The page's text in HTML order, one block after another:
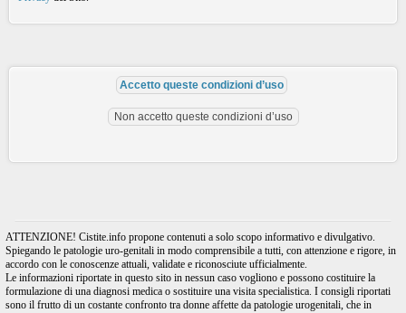
ATTENZIONE! Cistite.info propone contenuti a solo scopo informativo e divulgativo.
Spiegando le patologie uro-genitali in modo comprensibile a tutti, con attenzione e rigore, in
accordo con le conoscenze attuali, validate e riconosciute ufficialmente.
Le informazioni riportate in questo sito in nessun caso vogliono e possono costituire la
formulazione di una diagnosi medica o sostituire una visita specialistica. I consigli riportati
sono il frutto di un costante confronto tra donne affette da patologie urogenitali, che in